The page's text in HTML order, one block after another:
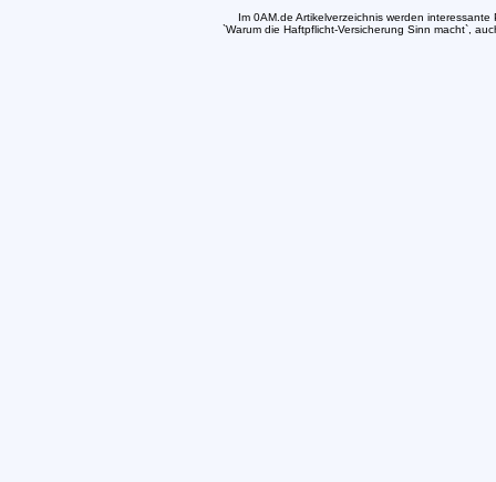
Im 0AM.de Artikelverzeichnis werden
`Warum die Haftpflicht-Versicherung Sinn macht`,